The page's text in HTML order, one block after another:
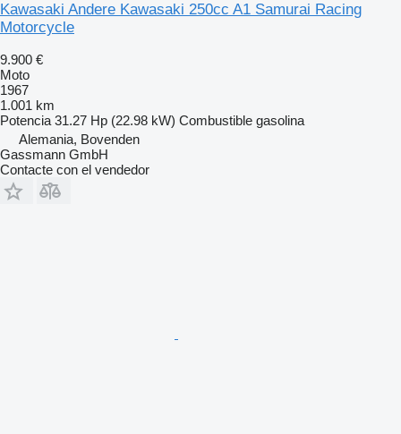
Kawasaki Andere Kawasaki 250cc A1 Samurai Racing
Motorcycle
9.900 €
Moto
1967
1.001 km
Potencia 31.27 Hp (22.98 kW) Combustible gasolina
Alemania, Bovenden
Gassmann GmbH
Contacte con el vendedor